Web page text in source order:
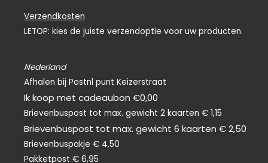
b
o
Verzendkosten
LETOP: kies de juiste verzendoptie voor uw producten.
Nederland
Afhalen bij Postnl punt Keizerstraat
Ik koop met cadeaubon €0,00
Brievenbuspost tot max. gewicht 2 kaarten € 1,15
Brievenbuspost tot max. gewicht 6 kaarten € 2,50
Brievenbuspakje € 4,50
Pakketpost € 6,95